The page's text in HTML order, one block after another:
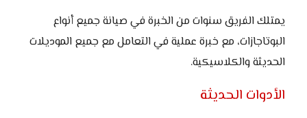
يمتلك الفريق سنوات من الخبرة في صيانة جميع أنواع
البوتاجازات، مع خبرة عملية في التعامل مع جميع الموديلات
الحديثة والكلاسيكية.
الأدوات الحديثة